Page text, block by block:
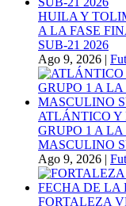
HUILA Y
A LA FASE
SUB-21 2026
Ago 9, 2026 |
ATLÁNTICO Y
GRUPO 1 A
MASCULINO
Ago 9, 2026 |
FORTALEZA